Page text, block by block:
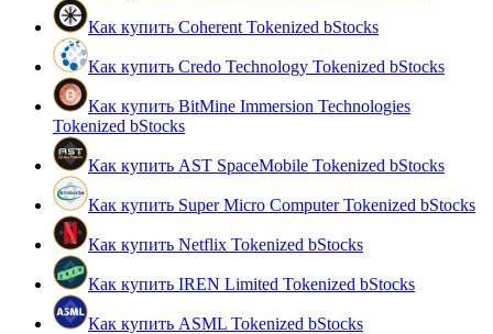
Торговые стратегии
Узнайте, как оставаться прибыльным
Заработок
Как купить Coherent Tokenized bStocks
Как купить Credo Technology Tokenized bStocks
Как купить BitMine Immersion Technologies
Tokenized bStocks
Как купить AST SpaceMobile Tokenized bStocks
Как купить Super Micro Computer Tokenized bStocks
Как купить Netflix Tokenized bStocks
Как купить IREN Limited Tokenized bStocks
Как купить ASML Tokenized bStocks